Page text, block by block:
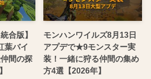
合版】
葉バイ
間の探
モンハンワイルズ8月13日
アプデで★9モンスター実
装！一緒に狩る仲間の集め
方4選【2026年】